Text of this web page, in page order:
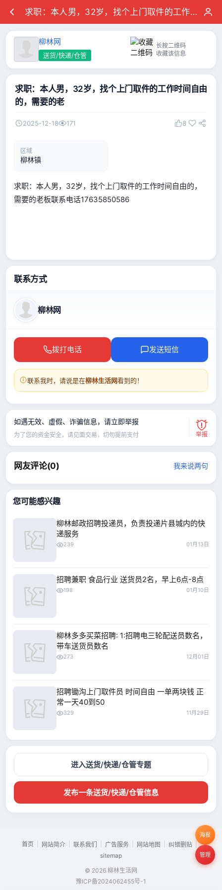
求职：本人男，32岁，找个上门取件的工作时间自由的，需要的老
柳林网
送货/快递/仓管
长按二维码
收藏该信息
求职：本人男，32岁，找个上门取件的工作时间自由
的，需要的老
2025-12-18 171 8
区域
柳林镇
求职：本人男，32岁，找个上门取件的工作时间自由的，
需要的老板联系电话17635850586
联系方式
柳林网
拨打电话 发送短信
联系我时，请说是在柳林生活网看到的！
如遇无效、虚假、诈骗信息，请立即举报
为了您的资金安全，请见面交易，切勿提前支付 举报
网友评论(0) 我来说两句
您可能感兴趣
柳林邮政招聘投递员，负责投递片县城内的快
递服务
239 01月13日
招聘兼职 食品行业 送货员2名，早上6点-8点
198 01月10日
柳林多多买菜招聘: 1:招聘电三轮配送员数名，
带车送货员数名
273 12月01日
招聘锄沟上门取件员 时间自由 一单两块钱 正
常一天40到50
329 11月29日
进入送货/快递/仓管专题
发布一条送货/快递/仓管信息
海报
管理
首页 网站简介 联系我们 广告服务 网站地图 纠错删贴 |
sitemap
© 2026 柳林生活网
豫ICP备2024062455号-1